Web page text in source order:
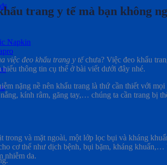
Napkin
trang y tế mà bạn không
việc đeo khẩu trang y tếchưa? Việc đeo khẩu
thông tin cụ thể ở bài viết dưới đây nhé.
nặng nề nên khẩu trang là thứ cần thiết với
kính râm, găng tay,… chúng ta cần trang bị
và mặt ngoài, một lớp lọc bụi và kháng
cơ thể như dịch bệnh, bụi bặm, kháng
nhiễm da.